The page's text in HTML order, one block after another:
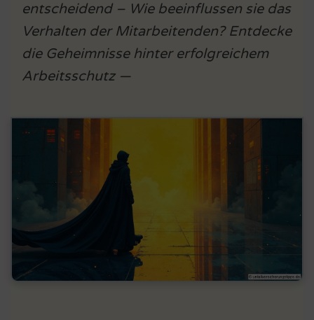
entscheidend – Wie beeinflussen sie das
Verhalten der Mitarbeitenden? Entdecke
die Geheimnisse hinter erfolgreichem
Arbeitsschutz —